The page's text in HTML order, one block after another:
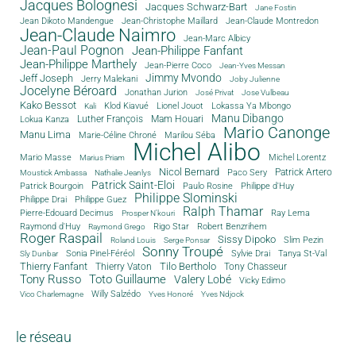
Jacques Bolognesi Jacques Schwarz-Bart Jane Fostin
Jean Dikoto Mandengue Jean-Christophe Maillard Jean-Claude Montredon
Jean-Claude Naimro Jean-Marc Albicy
Jean-Paul Pognon
Jean-Philippe Fanfant
Jean-Philippe Marthely
Jean-Pierre Coco Jean-Yves Messan
Jeff Joseph Jerry Malekani Jimmy Mvondo Joby Julienne
Jocelyne Béroard Jonathan Jurion José Privat Jose Vulbeau
Kako Bessot Kali Klod Kiavué Lionel Jouot
Lokassa Ya Mbongo
Lokua Kanza
Luther François Mam Houari Manu Dibango
Manu Lima Marie-Céline Chroné Marilou Séba Mario Canonge
Mario Masse Marius Priam Michel Alibo Michel Lorentz
Moustick Ambassa Nathalie Jeanlys Nicol Bernard Paco Sery
Patrick Artero
Patrick Bourgoin
Patrick Saint-Eloi Paulo Rosine
Philippe d'Huy
Philippe Drai
Philippe Guez Philippe Slominski
Pierre-Edouard Decimus Prosper N'kouri Ralph Thamar
Ray Lema
Raymond d'Huy
Raymond Grego Rigo Star Robert Benzrihem
Roger Raspail Roland Louis Serge Ponsar Sissy Dipoko Slim Pezin
Sly Dunbar Sonia Pinel-Féréol Sonny Troupé Sylvie Drai Tanya St-Val
Thierry Fanfant Thierry Vaton Tilo Bertholo Tony Chasseur
Tony Russo Toto Guillaume Valery Lobé Vicky Edimo
Vico Charlemagne Willy Salzédo Yves Honoré Yves Ndjock
le réseau